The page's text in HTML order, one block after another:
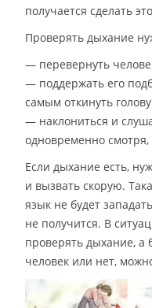
получается сделать
Проверять дыхание
— перевернуть
— поддержать его
самым откинуть
— наклониться и
одновременно смотря,
Если дыхание есть,
и вызвать скорую.
язык не будет
не получится. В
проверять дыхание, а
человек или нет,